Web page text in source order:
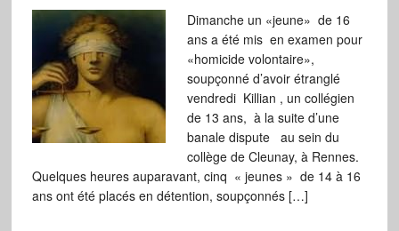
Dimanche un «jeune» de 16
ans a été mis en examen pour
«homicide volontaire»,
soupçonné d’avoir étranglé
vendredi Killian , un collégien
de 13 ans, à la suite d’une
banale dispute au sein du
collège de Cleunay, à Rennes.
Quelques heures auparavant, cinq « jeunes » de 14 à 16
ans ont été placés en détention, soupçonnés […]